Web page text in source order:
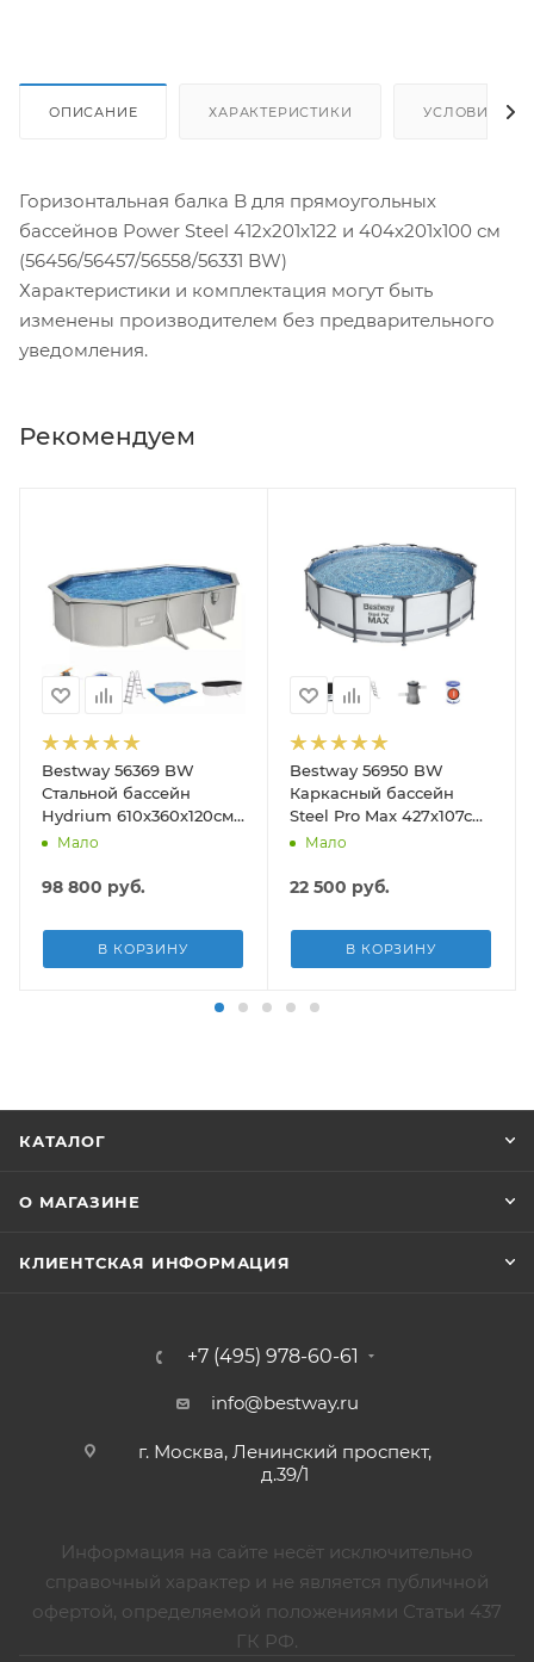
ОПИСАНИЕ ХАРАКТЕРИСТИКИ УСЛОВИЯ
Горизонтальная балка B для прямоугольных
бассейнов Power Steel 412x201x122 и 404x201x100 см
(56456/56457/56558/56331 BW)
Характеристики и комплектация могут быть
изменены производителем без предварительного
уведомления.
Рекомендуем
Bestway 56369 BW
Стальной бассейн
Hydrium 610х360х120см,
19929л, песч.фил.-нас
подст.
Мало
98 800 руб.
В КОРЗИНУ
Bestway 56950 BW
Каркасный бассейн
Steel Pro Max 427х107см,
13030л, фил.-насос
Мало
22 500 руб.
В КОРЗИНУ
КАТАЛОГ
О МАГАЗИНЕ
КЛИЕНТСКАЯ ИНФОРМАЦИЯ
+7 (495) 978-60-61
info@bestway.ru
г. Москва, Ленинский проспект,
д.39/1
Информация на сайте несёт исключительно
справочный характер и не является публичной
офертой, определяемой положениями Статьи 437
ГК РФ.